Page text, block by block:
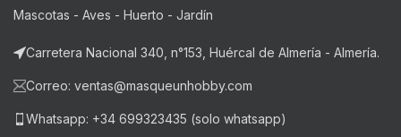
Mascotas - Aves - Huerto - Jardín
Carretera Nacional 340, n°153, Huércal de Almería - Almería.
Correo: ventas@masqueunhobby.com
Whatsapp: +34 699323435 (solo whatsapp)